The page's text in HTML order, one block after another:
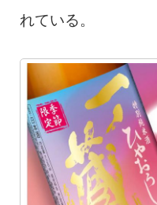
れている。